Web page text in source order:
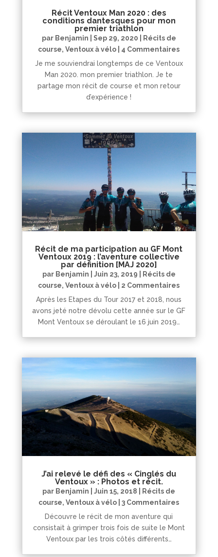
Récit Ventoux Man 2020 : des
conditions dantesques pour mon
premier triathlon
par Benjamin Sep 29, 2020
Récits de
course,Ventoux à vélo | 4 Commentaires
Je me souviendrai longtemps de ce Ventoux
Man 2020. mon premier triathlon. Je te
partage mon récit de course et mon retour
d’expérience !
Récit de ma participation au GF Mont
Ventoux 2019 : l’aventure collective
par définition [MAJ 2020]
par Benjamin Juin 23, 2019
Récits de
course,Ventoux à vélo | 2 Commentaires
Après les Etapes du Tour 2017 et 2018, nous
avons jeté notre dévolu cette année sur le GF
Mont Ventoux se déroulant le 16 juin 2019…
J’ai relevé le défi des « Cinglés du
Ventoux » : Photos et récit.
par Benjamin |Juin 15, 2018
Récits de
course,Ventoux à vélo | 3 Commentaires
Découvre le récit de mon aventure qui
consistait à grimper trois fois de suite le Mont
Ventoux par les trois côtés différents…